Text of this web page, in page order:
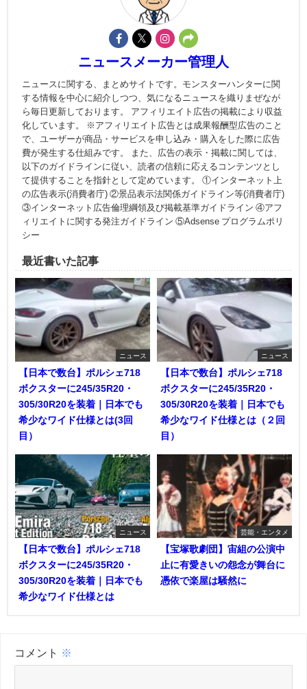
ニュースメーカー管理人
ニュースに関する、まとめサイトです。モンスターハンターに関
する情報を中心に紹介しつつ、気になるニュースを織りまぜなが
ら毎日更新しております。 アフィリエイト広告の掲載により収益
化しています。 ※アフィリエイト広告とは成果報酬型広告のこと
で、ユーザーが商品・サービスを申し込み・購入をした際に広告
費が発生する仕組みです。 また、広告の表示・掲載に関しては、
以下のガイドラインに従い、読者の信頼に応えるコンテンツとし
て提供することを指針として定めています。 ①インターネット上
の広告表示(消費者庁) ②景品表示法関係ガイドライン等(消費者庁)
③インターネット広告倫理綱領及び掲載基準ガイドライン ④アフ
ィリエイトに関する発注ガイドライン ⑤Adsense プログラムポリ
シー
最近書いた記事
ニュース
【日本で数台】ポルシェ718
ボクスターに245/35R20・
305/30R20を装着｜日本でも
希少なワイド仕様とは(3回
目）
ニュース
【日本で数台】ポルシェ718
ボクスターに245/35R20・
305/30R20を装着｜日本でも
希少なワイド仕様とは（２回
目）
ニュース
【日本で数台】ポルシェ718
ボクスターに245/35R20・
305/30R20を装着｜日本でも
希少なワイド仕様とは
芸能・エンタメ
【宝塚歌劇団】宙組の公演中
止に有愛きいの怨念が舞台に
憑依で楽屋は騒然に
コメント ※